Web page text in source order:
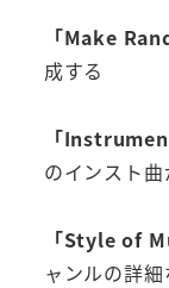
「Make
成する
「
のインスト
「Style of
ャンルの詳